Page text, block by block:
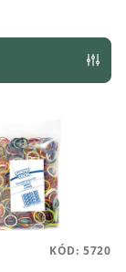
KÓD: 5720